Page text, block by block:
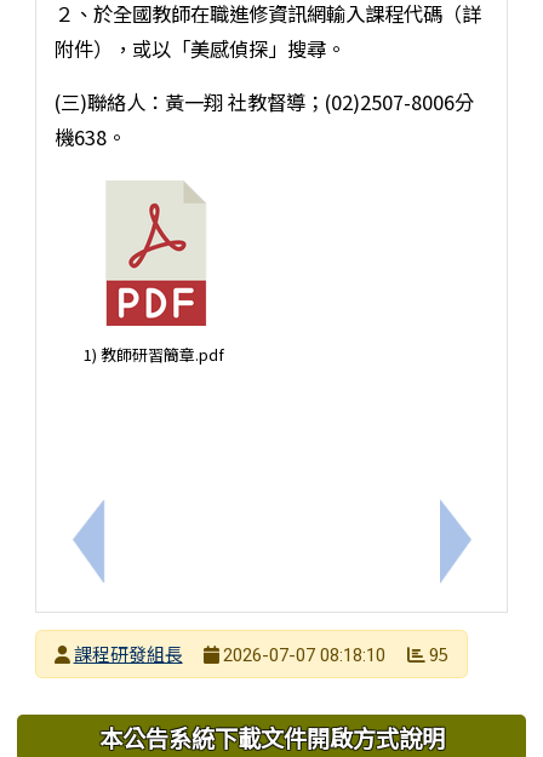
上一筆：臺南市歸仁區文化國民小學115學年度普通
２、於全國教師在職進修資訊網輸入課程代碼（詳
附件），或以「美感偵探」搜尋。
(三)聯絡人：黃一翔 社教督導；(02)2507-8006分
機638。
1) 教師研習簡章.pdf
下一筆：
發布者
課程研發組長
2026-07-07 08:18:10 95
下中區域內容
本公告系統下載文件開啟方式說明